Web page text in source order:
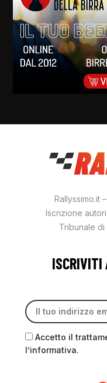
Rallyssimo.it
Iscrizione
Tribunale di
ISCRIVITI
Accetto il
l’informativa.